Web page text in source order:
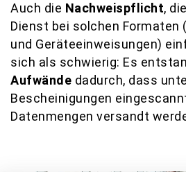
Auch die Nachweispflicht,
Dienst bei solchen
und Geräteeinweisungen)
sich als schwierig: Es
Aufwände dadurch, dass
Bescheinigungen
Datenmengen versandt